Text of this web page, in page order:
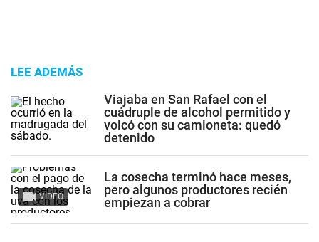
LEE ADEMÁS
Viajaba en San Rafael con el
cuádruple de alcohol permitido y
volcó con su camioneta: quedó
detenido
VIDEO
La cosecha terminó hace meses,
pero algunos productores recién
empiezan a cobrar